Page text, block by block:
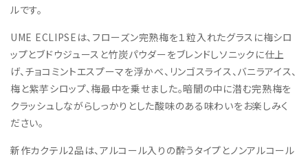
ルです。
UME ECLIPSEは、フローズン完熟梅を１粒入れたグラスに梅シロ
ップとブドウジュースと竹炭パウダーをブレンドしソニックに仕上
げ、チョコミントエスプーマを浮かべ、リンゴスライス、バニラアイス、
梅と紫芋シロップ、梅最中を乗せました。暗闇の中に潜む完熟梅を
クラッシュしながらしっかりとした酸味のある味わいをお楽しみく
ださい。
新作カクテル2品は、アルコール入りの酔うタイプとノンアルコール